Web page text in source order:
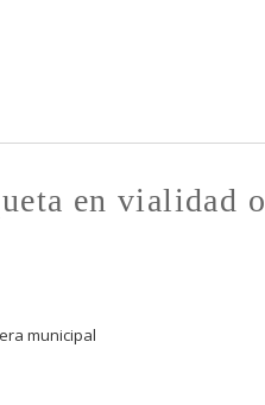
en vialidad o
municipal